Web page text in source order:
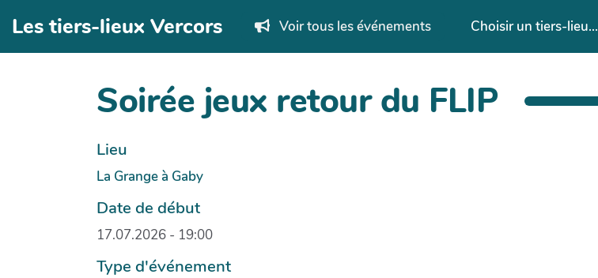
Aller au contenu principal
Les tiers-lieux Vercors Voir tous les événements Choisir un tiers-lieu...
Soirée jeux retour du FLIP
Lieu
La Grange à Gaby
Date de début
17.07.2026 - 19:00
Type d'événement